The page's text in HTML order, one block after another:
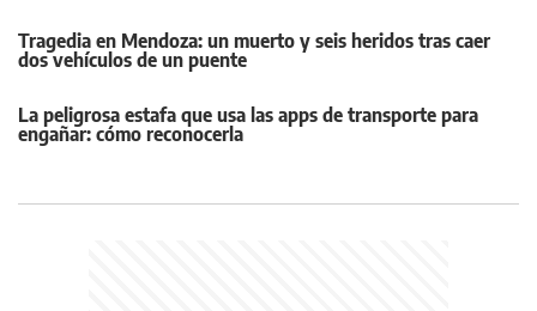
Tragedia en Mendoza: un muerto y seis heridos tras caer
dos vehículos de un puente
La peligrosa estafa que usa las apps de transporte para
engañar: cómo reconocerla